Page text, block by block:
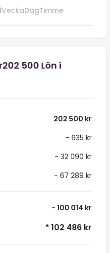
VeckaDagTimme
500 Lön i
202 500 kr
- 635 kr
- 32 090 kr
- 67 289 kr
- 100 014 kr
* 102 486 kr